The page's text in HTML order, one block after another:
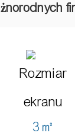
Rozmiar
ekranu
3㎡